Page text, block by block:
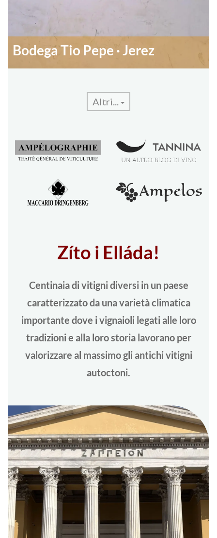
Bodega Tio Pepe · Jerez
Altri...
Zíto i Elláda!
Centinaia di vitigni diversi in un paese
caratterizzato da una varietà climatica
importante dove i vignaioli legati alle loro
tradizioni e alla loro storia lavorano per
valorizzare al massimo gli antichi vitigni
autoctoni.